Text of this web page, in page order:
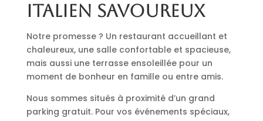
italien savoureux
Notre promesse ? Un restaurant accueillant et
chaleureux, une salle confortable et spacieuse,
mais aussi une terrasse ensoleillée pour un
moment de bonheur en famille ou entre amis.
Nous sommes situés à proximité d’un grand
parking gratuit. Pour vos événements spéciaux,